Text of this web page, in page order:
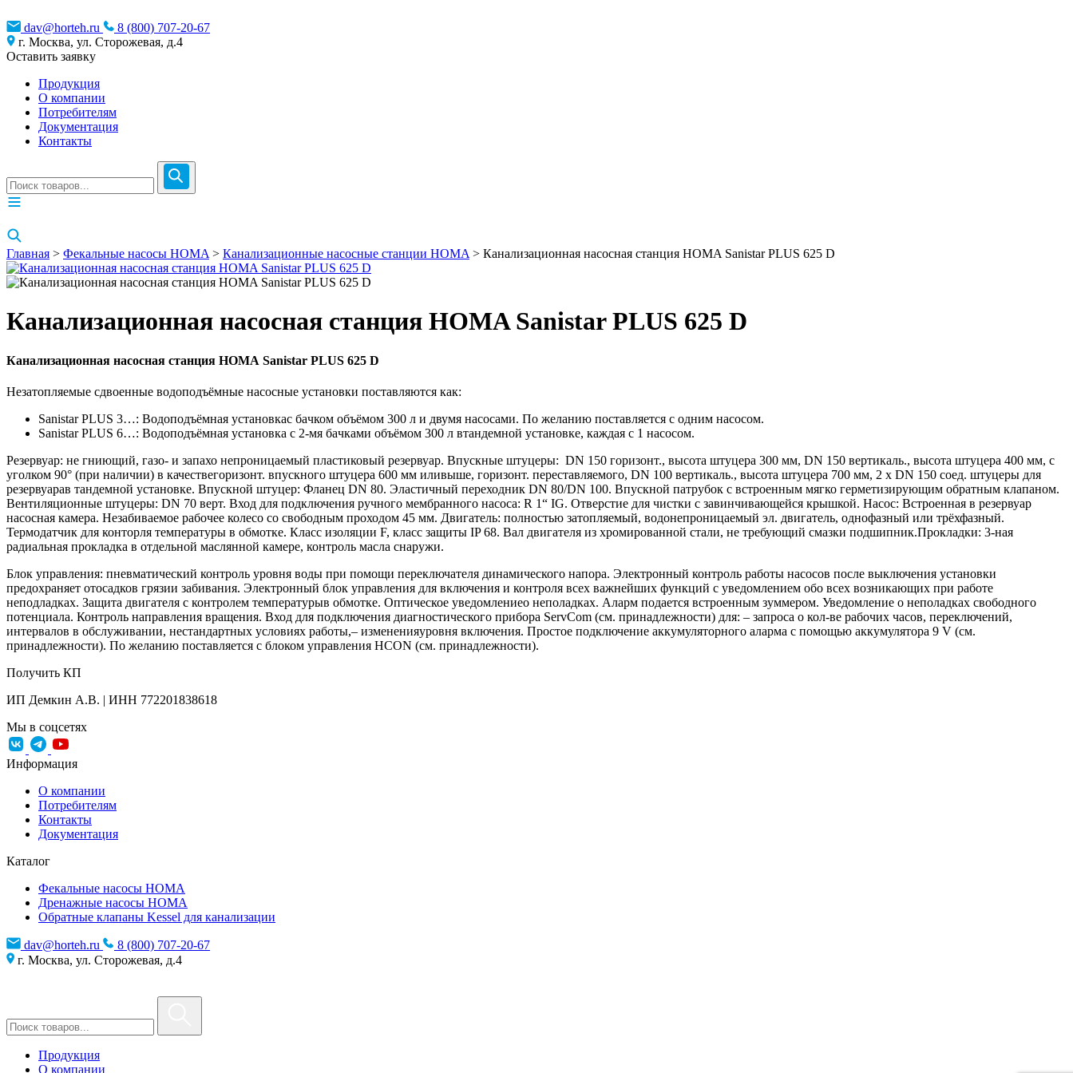
dav@horteh.ru
8 (800) 707-20-67
г. Москва, ул. Сторожевая, д.4
Оставить заявку
Продукция
О компании
Потребителям
Документация
Контакты
Главная > Фекальные насосы HOMA > Канализационные насосные станции HOMA > Канализационная насосная станция HOMA Sanistar PLUS 625 D
Канализационная насосная станция HOMA Sanistar PLUS 625 D
Канализационная насосная станция HOMA Sanistar PLUS 625 D
Незатопляемые сдвоенные водоподъёмные насосные установки поставляются как:
Sanistar PLUS 3…: Водоподъёмная установкас бaчком объёмом 300 л и двумя насосами. По желанию поставляется с одним насосом.
Sanistar PLUS 6…: Водоподъёмная установка с 2-мя бaчками объёмом 300 л втандемной установке, каждая с 1 насосом.
Резервуар: не гниющий, газо- и запахо непроницаемый пластиковый резервуар. Впускные штуцеры: DN 150 горизонт., высота штуцера 300 мм, DN 150 вертикаль., высота штуцера 400 мм, с
уголком 90° (при наличии) в качествегоризонт. впускного штуцера 600 мм иливыше, горизонт. переставляемого, DN 100 вертикаль., высота штуцера 700 мм, 2 x DN 150 соед. штуцеры для
резервуарав тандемной установке. Впускной штуцер: Фланец DN 80. Эластичный переходник DN 80/DN 100. Впускной патрубок с встроенным мягко герметизирующим обратным клапаном.
Вентиляционные штуцеры: DN 70 верт. Вход для подключения ручного мембранного насоса: R 1“ IG. Отверстие для чистки с завинчивающейся крышкой. Насос: Встроенная в резервуар
насосная камера. Незабиваемое рабочее колесо со свободным проходом 45 мм. Двигатель: полностью затопляемый, водонепроницаемый эл. двигатель, однофазный или трёхфазный.
Термодатчик для конторля температуры в обмотке. Класс изоляции F, класс защиты IP 68. Вал двигателя из хромированной стали, не требующий смазки подшипник.Прокладки: 3-ная
радиальная прокладка в отдельной маслянной камере, контроль масла снаружи.
Блок управления: пневматический контроль уровня воды при помощи переключателя динамического напора. Электронный контроль работы насосов после выключения установки
предохраняет отосадков грязии забивания. Электронный блок управления для включения и контроля всех важнейших функций с уведомлением обо всех возникающих при работе
неподладках. Защита двигателя с контролем температурыв обмотке. Оптическое уведомлениео неполадках. Аларм подается встроенным зуммером. Уведомление о неполадках свободного
потенциала. Контроль направления вращения. Вход для подключения диагностического прибора ServCom (см. принадлежности) для: – запроса о кол-ве рабочих часов, переключений,
интервалов в обслуживании, нестандартных условиях работы,– измененияуровня включения. Простое подключение аккумуляторного аларма с помощью аккумулятора 9 V (см.
принадлежности). По желанию поставляется с блоком управления HCON (см. принадлежности).
Получить КП
ИП Демкин А.В. | ИНН 772201838618
Мы в соцсетях
Информация
О компании
Потребителям
Контакты
Документация
Каталог
Фекальные насосы HOMA
Дренажные насосы HOMA
Обратные клапаны Kessel для канализации
dav@horteh.ru
8 (800) 707-20-67
г. Москва, ул. Сторожевая, д.4
Продукция
О компании